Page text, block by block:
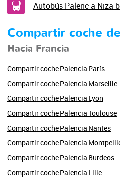
Autobús Palencia Niza
Compartir coche
Hacia Francia
Compartir coche Palencia París
Compartir coche Palencia Marseille
Compartir coche Palencia Lyon
Compartir coche Palencia Toulouse
Compartir coche Palencia Nantes
Compartir coche Palencia
Compartir coche Palencia Burdeos
Compartir coche Palencia Lille